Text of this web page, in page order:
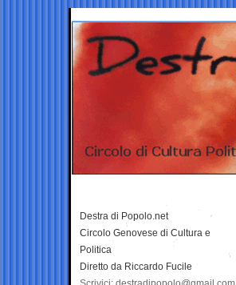
Destra di Popolo.net
Circolo Genovese di Cultura e
Politica
Diretto da Riccardo Fucile